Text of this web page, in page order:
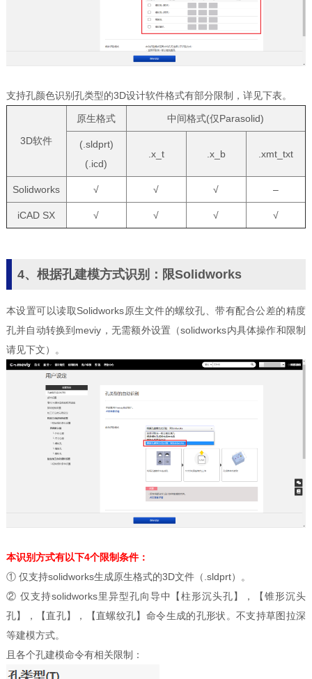
支持孔颜色识别孔类型的3D设计软件格式有部分限制，详见下表。
3D软件
原生格式 中间格式(仅Parasolid)
(.sldprt)
(.icd)
.x_t .x_b .xmt_txt
Solidworks √ √ √ –
iCAD SX √ √ √ √
4、根据孔建模方式识别：限Solidworks
本设置可以读取Solidworks原生文件的螺纹孔、带有配合公差的精度
孔并自动转换到meviy，无需额外设置（solidworks内具体操作和限制
请见下文）。
本识别方式有以下4个限制条件：
① 仅支持solidworks生成原生格式的3D文件（.sldprt）。
② 仅支持solidworks里异型孔向导中【柱形沉头孔】，【锥形沉头
孔】，【直孔】，【直螺纹孔】命令生成的孔形状。不支持草图拉深
等建模方式。
且各个孔建模命令有相关限制：